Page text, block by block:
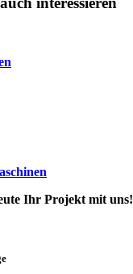
Ihr Projekt mit uns!